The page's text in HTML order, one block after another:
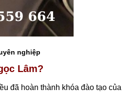
nghiệp
Lâm?
đã hoàn thành khóa đào tạo của